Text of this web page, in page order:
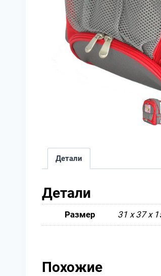
Детали
Детали
Размер 31 х 37 х
Похожие